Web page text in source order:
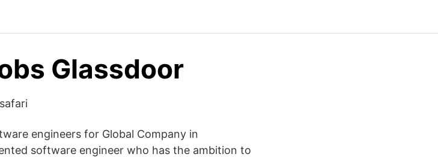
Glassdoor
engineers for Global Company in
software engineer who has the ambition to